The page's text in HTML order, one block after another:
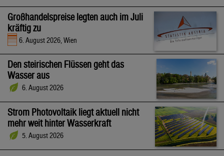
Großhandelspreise legten auch im Juli
kräftig zu
6. August 2026, Wien
Den steirischen Flüssen geht das
Wasser aus
6. August 2026
Strom Photovoltaik liegt aktuell nicht
mehr weit hinter Wasserkraft
5. August 2026